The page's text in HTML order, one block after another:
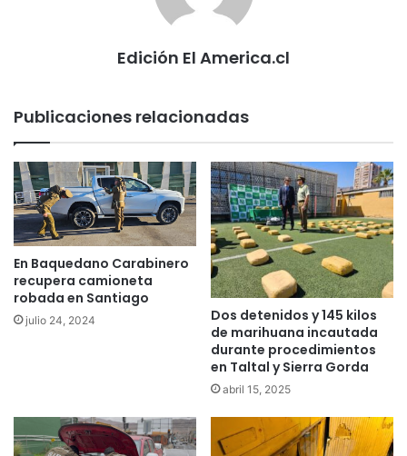
Edición El America.cl
Publicaciones relacionadas
En Baquedano Carabinero
recupera camioneta
robada en Santiago
julio 24, 2024
Dos detenidos y 145 kilos
de marihuana incautada
durante procedimientos
en Taltal y Sierra Gorda
abril 15, 2025